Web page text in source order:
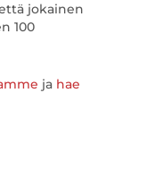
jokainen
100
ja hae